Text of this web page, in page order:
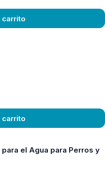
carrito
carrito
el Agua para Perros y